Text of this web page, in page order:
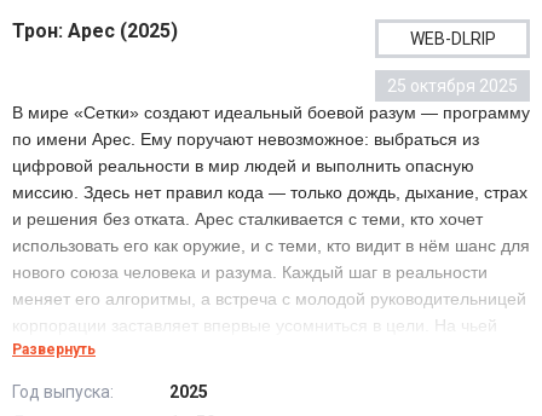
Трон: Арес (2025) WEB-DLRIP
25 октября 2025
В мире «Сетки» создают идеальный боевой разум — программу
по имени Арес. Ему поручают невозможное: выбраться из
цифровой реальности в мир людей и выполнить опасную
миссию. Здесь нет правил кода — только дождь, дыхание, страх
и решения без отката. Арес сталкивается с теми, кто хочет
использовать его как оружие, и с теми, кто видит в нём шанс для
нового союза человека и разума. Каждый шаг в реальности
меняет его алгоритмы, а встреча с молодой руководительницей
корпорации заставляет впервые усомниться в цели. На чьей
стороне он окажется, когда миссия потребует жертвы?
Развернуть
Год выпуска:
2025